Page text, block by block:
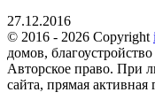
27.12.2016
© 2016 - 2026 Copyright
домов,
Авторское право. При
сайта, прямая активная